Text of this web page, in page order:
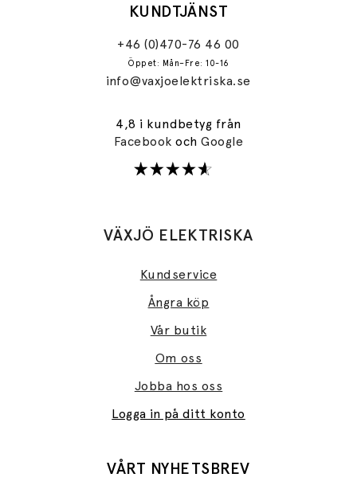
KUNDTJÄNST
+46 (0)470-76 46 00
Öppet: Mån–Fre: 10-16
info@vaxjoelektriska.se
4,8 i kundbetyg från
FacebookochGoogle
VÄXJÖ ELEKTRISKA
Kundservice
Ångra köp
Vår butik
Om oss
Jobba hos oss
Logga in på ditt konto
VÅRT NYHETSBREV